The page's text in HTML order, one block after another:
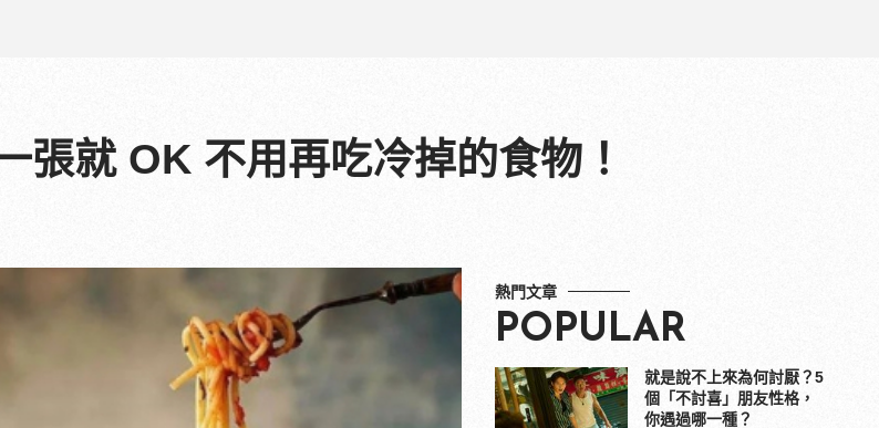
張就 OK 不用再吃冷掉的食物！
熱門文章
POPULAR
就是說不上來為何討厭？5
個「不討喜」朋友性格，
你遇過哪一種？